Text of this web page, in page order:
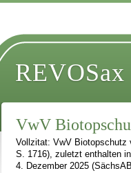
REVOSax
VwV
Vollzitat: VwV Biotopschutz
S. 1716), zuletzt enthalten
4. Dezember 2025